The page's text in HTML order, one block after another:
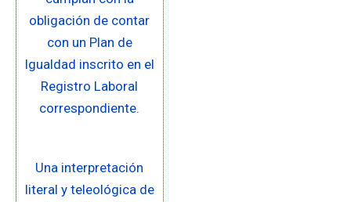
obligación de contar
con un Plan de
Igualdad inscrito en el
Registro Laboral
correspondiente.
Una interpretación
literal y teleológica de